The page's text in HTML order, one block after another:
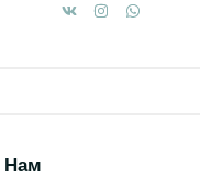
Нам